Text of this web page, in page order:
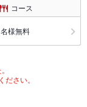
コース
様無料
さい。